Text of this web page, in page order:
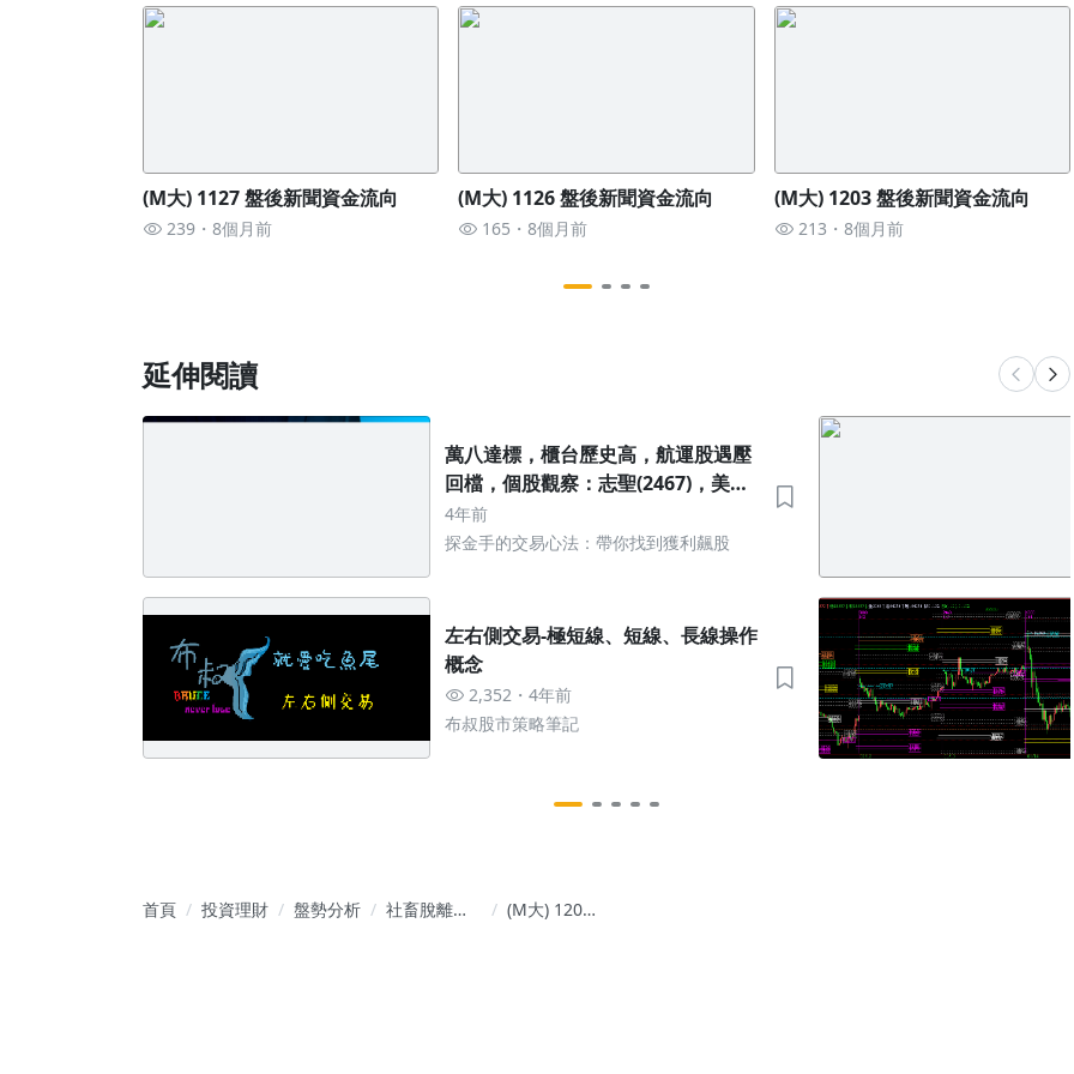
(M大) 1127 盤後新聞資金流向
239 8個月前
(M大) 1126 盤後新聞資金流向
165 8個月前
(M大) 1203 盤後新聞資金流向
213 8個月前
延伸閱讀
萬八達標，櫃台歷史高，航運股遇壓
回檔，個股觀察：志聖(2467)，美律
(2439)，德宏(5475)
4年前
探金手的交易心法：帶你找到獲利飆股
左右側交易-極短線、短線、長線操作
概念
2,352
4年前
布叔股市策略筆記
首頁 投資理財 盤勢分析
社畜脫離計
(M大) 1202